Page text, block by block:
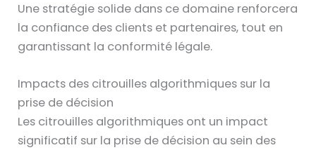
Une stratégie solide dans ce domaine renforcera
la confiance des clients et partenaires, tout en
garantissant la conformité légale.
Impacts des citrouilles algorithmiques sur la
prise de décision
Les citrouilles algorithmiques ont un impact
significatif sur la prise de décision au sein des